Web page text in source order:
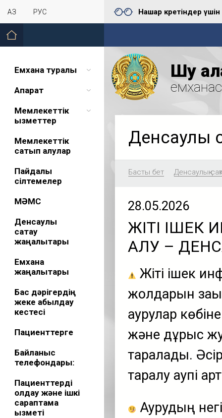
ҚАЗ РУС Нашар көретіндер үшін
Емхана туралы
Ақпарат
Мемлекеттік
қызметтер
Мемлекеттік
сатып алулар
Пайдалы
сілтемелер
МӘМС
Денсаулық
сақтау
жаңалықтары
Емхана
жаңалықтары
Бас дәрігердің
жеке қабылдау
кестесі
Пациенттерге
Байланыс
телефондары:
Пациенттерді
қолдау және ішкі
сараптама
қызметі
Шу
Денсаулық
Басты бет Денсаулық
28.05.2026
ЖІТІ ІШЕК
АЛУ –
Жіті ішек
жолдарын
аурулар
және дұрыс
таралады.
таралу қаупі
Аурудың